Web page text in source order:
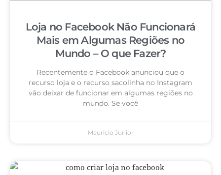
Loja no Facebook Não Funcionará
Mais em Algumas Regiões no
Mundo – O que Fazer?
Recentemente o Facebook anunciou que o
recurso loja e o recurso sacolinha no Instagram
vão deixar de funcionar em algumas regiões no
mundo. Se você
Mauricio Junior